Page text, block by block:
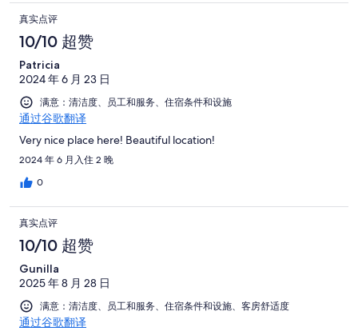
真实点评
10/10 超赞
Patricia
2024 年 6 月 23 日
满意：清洁度、员工和服务、住宿条件和设施
通过谷歌翻译
Very nice place here! Beautiful location!
2024 年 6 月入住 2 晚
0
真实点评
10/10 超赞
Gunilla
2025 年 8 月 28 日
满意：清洁度、员工和服务、住宿条件和设施、客房舒适度
通过谷歌翻译